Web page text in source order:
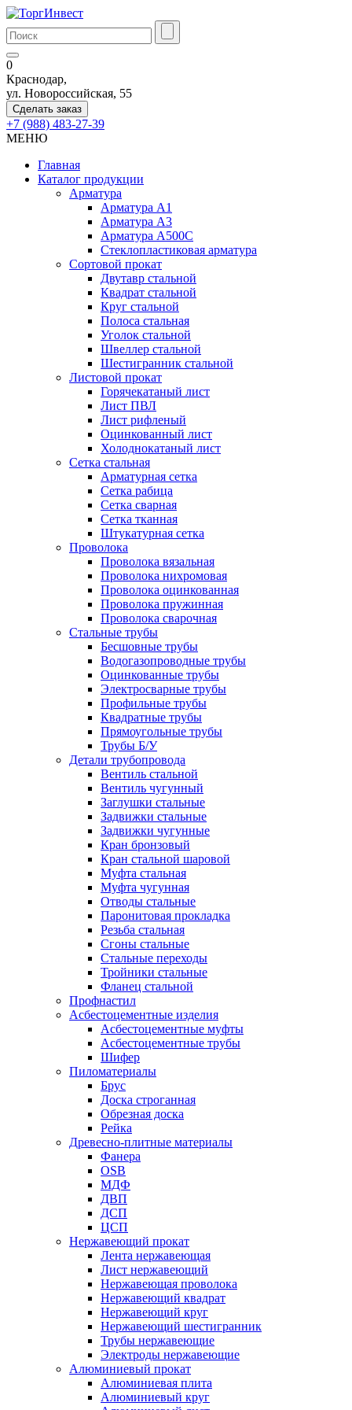
0
Краснодар,
ул. Новороссийская, 55
Сделать заказ
+7 (988) 483-27-39
МЕНЮ
Главная
Каталог продукции
Арматура
Арматура А1
Арматура А3
Арматура А500С
Стеклопластиковая арматура
Сортовой прокат
Двутавр стальной
Квадрат стальной
Круг стальной
Полоса стальная
Уголок стальной
Швеллер стальной
Шестигранник стальной
Листовой прокат
Горячекатаный лист
Лист ПВЛ
Лист рифленый
Оцинкованный лист
Холоднокатаный лист
Сетка стальная
Арматурная сетка
Сетка рабица
Сетка сварная
Сетка тканная
Штукатурная сетка
Проволока
Проволока вязальная
Проволока нихромовая
Проволока оцинкованная
Проволока пружинная
Проволока сварочная
Стальные трубы
Бесшовные трубы
Водогазопроводные трубы
Оцинкованные трубы
Электросварные трубы
Профильные трубы
Квадратные трубы
Прямоугольные трубы
Трубы Б/У
Детали трубопровода
Вентиль стальной
Вентиль чугунный
Заглушки стальные
Задвижки стальные
Задвижки чугунные
Кран бронзовый
Кран стальной шаровой
Муфта стальная
Муфта чугунная
Отводы стальные
Паронитовая прокладка
Резьба стальная
Сгоны стальные
Стальные переходы
Тройники стальные
Фланец стальной
Профнастил
Асбестоцементные изделия
Асбестоцементные муфты
Асбестоцементные трубы
Шифер
Пиломатериалы
Брус
Доска строганная
Обрезная доска
Рейка
Древесно-плитные материалы
Фанера
OSB
МДФ
ДВП
ДСП
ЦСП
Нержавеющий прокат
Лента нержавеющая
Лист нержавеющий
Нержавеющая проволока
Нержавеющий квадрат
Нержавеющий круг
Нержавеющий шестигранник
Трубы нержавеющие
Электроды нержавеющие
Алюминиевый прокат
Алюминиевая плита
Алюминиевый круг